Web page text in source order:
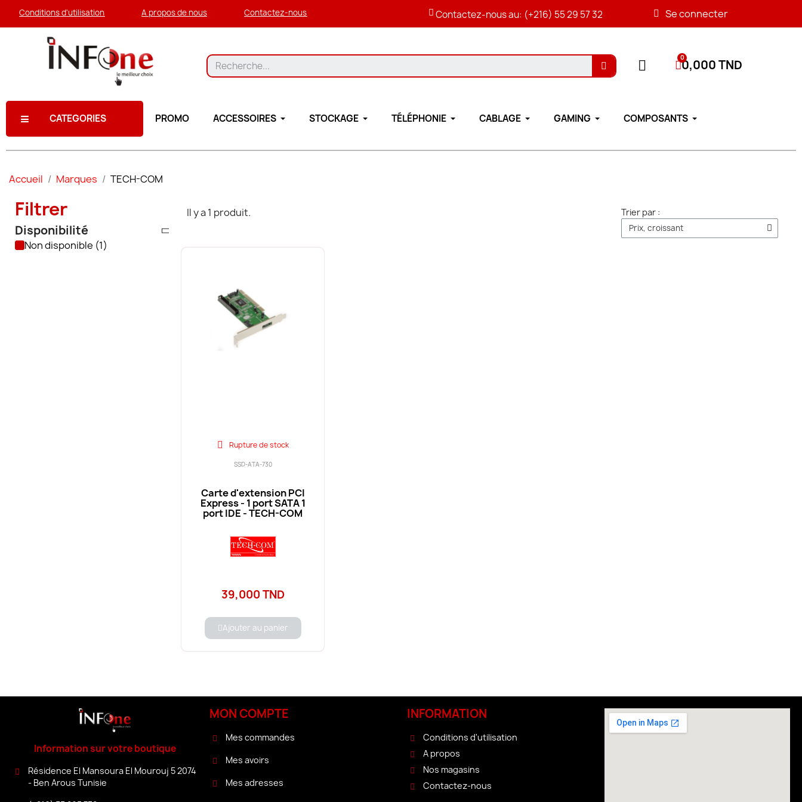
Conditions d'utilisation A propos de nous Contactez-nous Contactez-nous au: (+216) 55 29 57 32 Se connecter
0,000 TND
CATEGORIES PROMO ACCESSOIRES STOCKAGE TÉLÉPHONIE CABLAGE GAMING COMPOSANTS
Accueil Marques TECH-COM
Filtrer
Disponibilité
Non disponible
Il y a 1 produit. Trier par :
Rupture de stock
SSD-ATA-730
Carte d'extension PCI
Express - 1 port SATA 1
port IDE - TECH-COM
39,000 TND
Ajouter au panier
Information sur votre boutique
Résidence El Mansoura El Mourouj 5 2074
- Ben Arous Tunisie
MON COMPTE
Mes commandes
Mes avoirs
Mes adresses
INFORMATION
Conditions d'utilisation
A propos
Nos magasins
Contactez-nous